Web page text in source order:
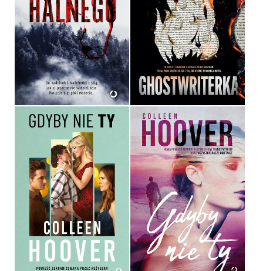
GNIEW HALNEGO
MARIA GĄSIENICA
ZAWADZKA
OPRAWA MIĘKKA
49,99 ZŁ
GHOSTWRITERKA
JULIE CLARK
OPRAWA MIĘKKA Z BARWIONYMI
BRZEGAMI
59,99 ZŁ
GDYBY NIE TY. WYDANIE
FILMOWE
COLLEEN HOOVER
OPRAWA MIĘKKA
49,99 ZŁ
GDYBY NIE TY
COLLEEN HOOVER
OPRAWA MIĘKKA ZE SKRZYDEŁKAMI
39,90 ZŁ